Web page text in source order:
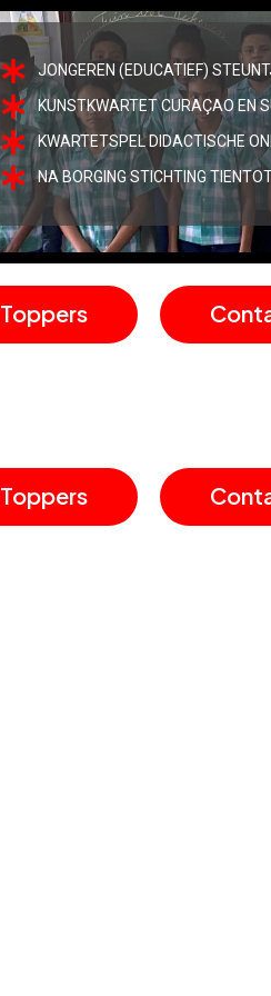
JONGEREN (EDUCATIEF)
KUNSTKWARTET CURAÇAO EN
KWARTETSPEL DIDACTISCHE
NA BORGING STICHTING
Toppers
Toppers